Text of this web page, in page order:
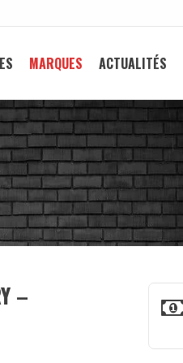
MARQUES ACTUALITÉS
–